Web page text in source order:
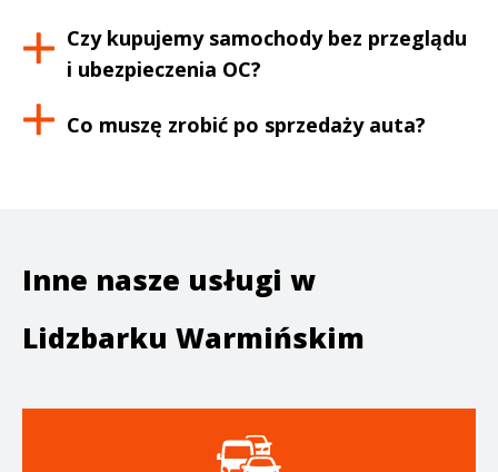
Czy kupujemy samochody bez przeglądu
i ubezpieczenia OC?
Co muszę zrobić po sprzedaży auta?
Inne nasze usługi w
Lidzbarku Warmińskim